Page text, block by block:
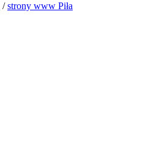
/ strony www Piła